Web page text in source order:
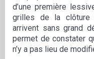
d’une première
grilles de la clôture
arrivent sans grand
permet de constater
n’y a pas lieu de